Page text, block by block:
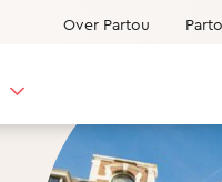
Over Partou